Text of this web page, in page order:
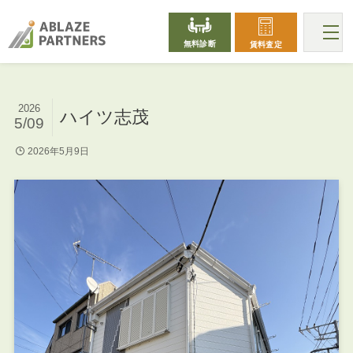
無料診断 賃料査定
ハイツ志茂
2026
5/09
2026年5月9日